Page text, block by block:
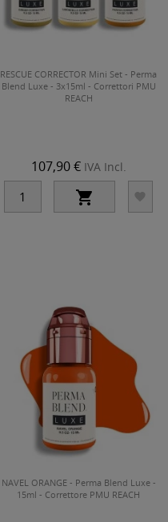
RESCUE CORRECTOR Mini Set - Perma
Blend Luxe - 3x15ml - Correttori PMU
REACH
107,90 € IVA Incl.
 
NAVEL ORANGE - Perma Blend Luxe -
15ml - Correttore PMU REACH